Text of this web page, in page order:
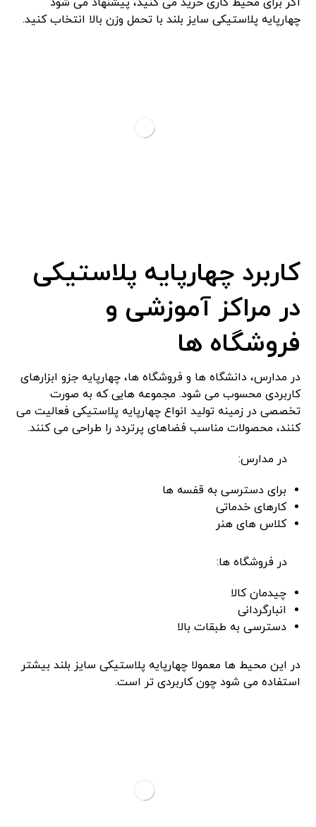
چهارپایه پلاستیکی سایز بلند با تحمل وزن بالا انتخاب کنید.
کاربرد چهارپایه پلاستیکی
در مراکز آموزشی و
فروشگاه ‌ها
در مدارس، دانشگاه‌ ها و فروشگاه‌ ها، چهارپایه جزو ابزارهای
کاربردی محسوب می‌ شود. مجموعه‌ هایی که به صورت
تخصصی در زمینه تولید انواع چهارپایه پلاستیکی فعالیت می
‌کنند، محصولات مناسب فضاهای پرتردد را طراحی می ‌کنند.
در مدارس:
برای دسترسی به قفسه‌ ها
کارهای خدماتی
کلاس‌ های هنر
در فروشگاه ‌ها:
چیدمان کالا
انبارگردانی
دسترسی به طبقات بالا
در این محیط ‌ها معمولا چهارپایه پلاستیکی سایز بلند بیشتر
استفاده می‌ شود چون کاربردی ‌تر است.